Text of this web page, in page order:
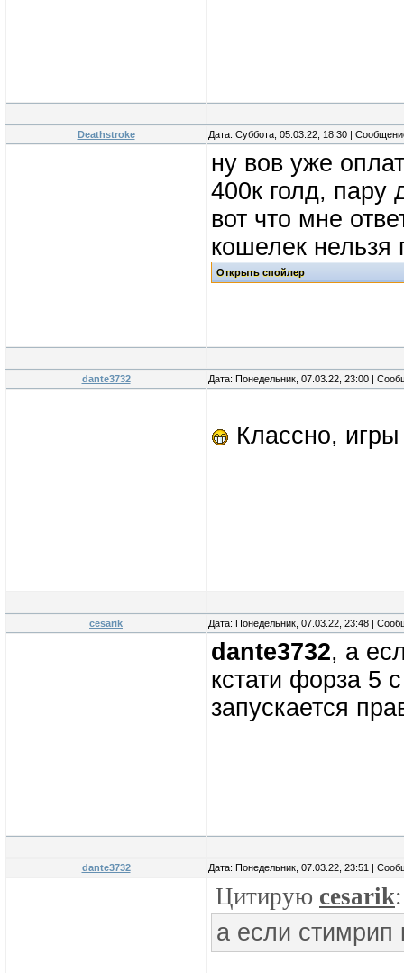
Deathstroke Дата: Суббота, 05.03.22, 18:30 |
ну вов уже
400к голд, пару
вот что мне
кошелек нельзя
dante3732 Дата: Понедельник, 07.03.22, 23:00 |
Классно,
cesarik Дата: Понедельник, 07.03.22, 23:48 |
dante3732, а
кстати форза 5
запускается
dante3732 Дата: Понедельник, 07.03.22, 23:51 |
Цитирую cesarik:
а если стимрип